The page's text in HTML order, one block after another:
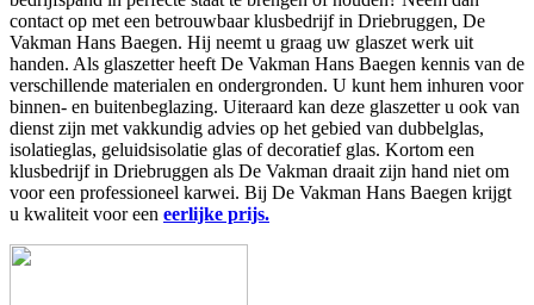
contact op met een betrouwbaar klusbedrijf in Driebruggen, De
Vakman Hans Baegen. Hij neemt u graag uw glaszet werk uit
handen. Als glaszetter heeft De Vakman Hans Baegen kennis van de
verschillende materialen en ondergronden. U kunt hem inhuren voor
binnen- en buitenbeglazing. Uiteraard kan deze glaszetter u ook van
dienst zijn met vakkundig advies op het gebied van dubbelglas,
isolatieglas, geluidsisolatie glas of decoratief glas. Kortom een
klusbedrijf in Driebruggen als De Vakman draait zijn hand niet om
voor een professioneel karwei. Bij De Vakman Hans Baegen krijgt
u kwaliteit voor een eerlijke prijs.